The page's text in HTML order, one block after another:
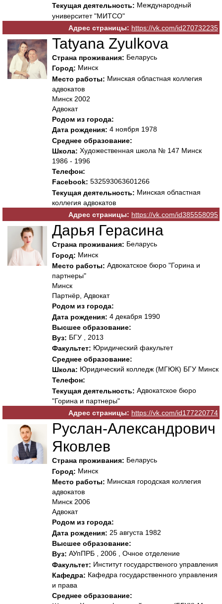
Текущая деятельность: Международный
университет "МИТСО"
Адрес страницы: https://vk.com/id270732235
Tatyana Zyulkova
Страна проживания: Беларусь
Город: Минск
Место работы: Минская областная коллегия
адвокатов
Минск 2002
Адвокат
Родом из города:
Дата рождения: 4 ноября 1978
Среднее образование:
Школа: Художественная школа № 147 Минск
1986 - 1996
Телефон:
Facebook: 532593063601266
Текущая деятельность: Минская областная
коллегия адвокатов
Адрес страницы: https://vk.com/id385558095
Дарья Герасина
Страна проживания: Беларусь
Город: Минск
Место работы: Адвокатское бюро "Горина и
партнеры"
Минск
Партнёр, Адвокат
Родом из города:
Дата рождения: 4 декабря 1990
Высшее образование:
Вуз: БГУ , 2013
Факультет: Юридический факультет
Среднее образование:
Школа: Юридический колледж (МГЮК) БГУ Минск
Телефон:
Текущая деятельность: Адвокатское бюро
"Горина и партнеры"
Адрес страницы: https://vk.com/id177220774
Руслан-Александрович
Яковлев
Страна проживания: Беларусь
Город: Минск
Место работы: Минская городская коллегия
адвокатов
Минск 2006
Адвокат
Родом из города:
Дата рождения: 25 августа 1982
Высшее образование:
Вуз: АУпПРБ , 2006 , Очное отделение
Факультет: Институт государственого управления
Кафедра: Кафедра государственного управления
и права
Среднее образование: